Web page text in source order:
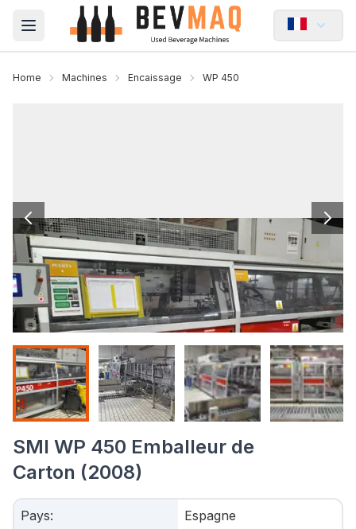
Open main menu
Home Machines Encaissage WP 450
SMI WP 450 Emballeur de
Carton (2008)
Pays: Espagne